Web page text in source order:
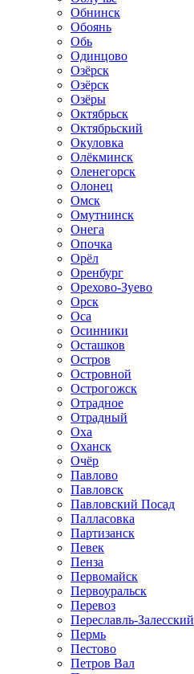
Обнинск
Обоянь
Обь
Одинцово
Озёрск
Озёрск
Озёры
Октябрьск
Октябрьский
Окуловка
Олёкминск
Оленегорск
Олонец
Омск
Омутнинск
Онега
Опочка
Орёл
Оренбург
Орехово-Зуево
Орск
Оса
Осинники
Осташков
Остров
Островной
Острогожск
Отрадное
Отрадный
Оха
Оханск
Очёр
Павлово
Павловск
Павловский Посад
Палласовка
Партизанск
Певек
Пенза
Первомайск
Первоуральск
Перевоз
Переславль-Залесский
Пермь
Пестово
Петров Вал